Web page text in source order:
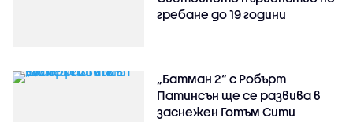
гребане до 19 години
„Батман 2“ с Робърт
Патинсън ще се развива в
заснежен Готъм Сити